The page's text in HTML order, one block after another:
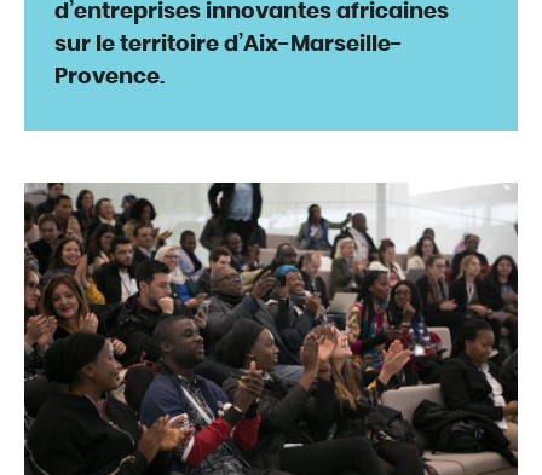
d’entreprises innovantes africaines
sur le territoire d’Aix-Marseille-
Provence.